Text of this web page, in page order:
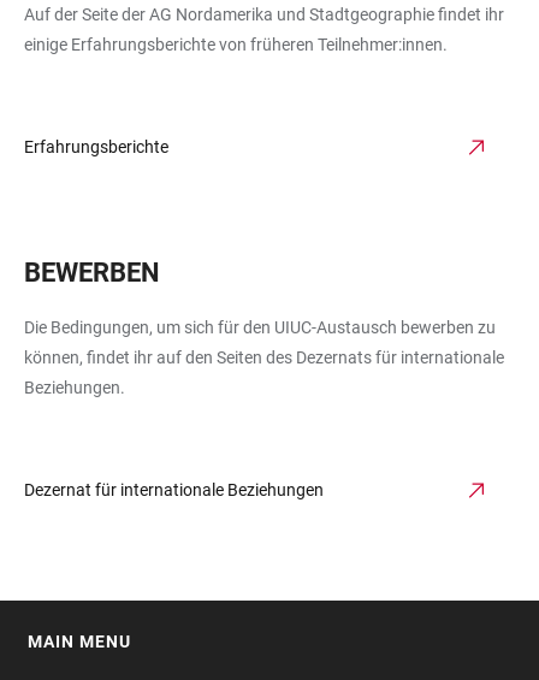
Auf der Seite der AG Nordamerika und Stadtgeographie findet ihr
einige Erfahrungsberichte von früheren Teilnehmer:innen.
Erfahrungsberichte
BEWERBEN
Die Bedingungen, um sich für den UIUC-Austausch bewerben zu
können, findet ihr auf den Seiten des Dezernats für internationale
Beziehungen.
Dezernat für internationale Beziehungen
MAIN MENU